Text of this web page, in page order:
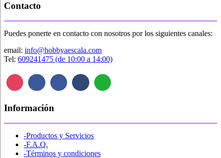
Contacto
Puedes ponerte en contacto con nosotros por los siguientes canales:
email: info@hobbyaescala.com
Tel: 609241475 (de 10:00 a 14:00)
Información
-Productos y Servicios
-F.A.Q.
-Términos y condiciones